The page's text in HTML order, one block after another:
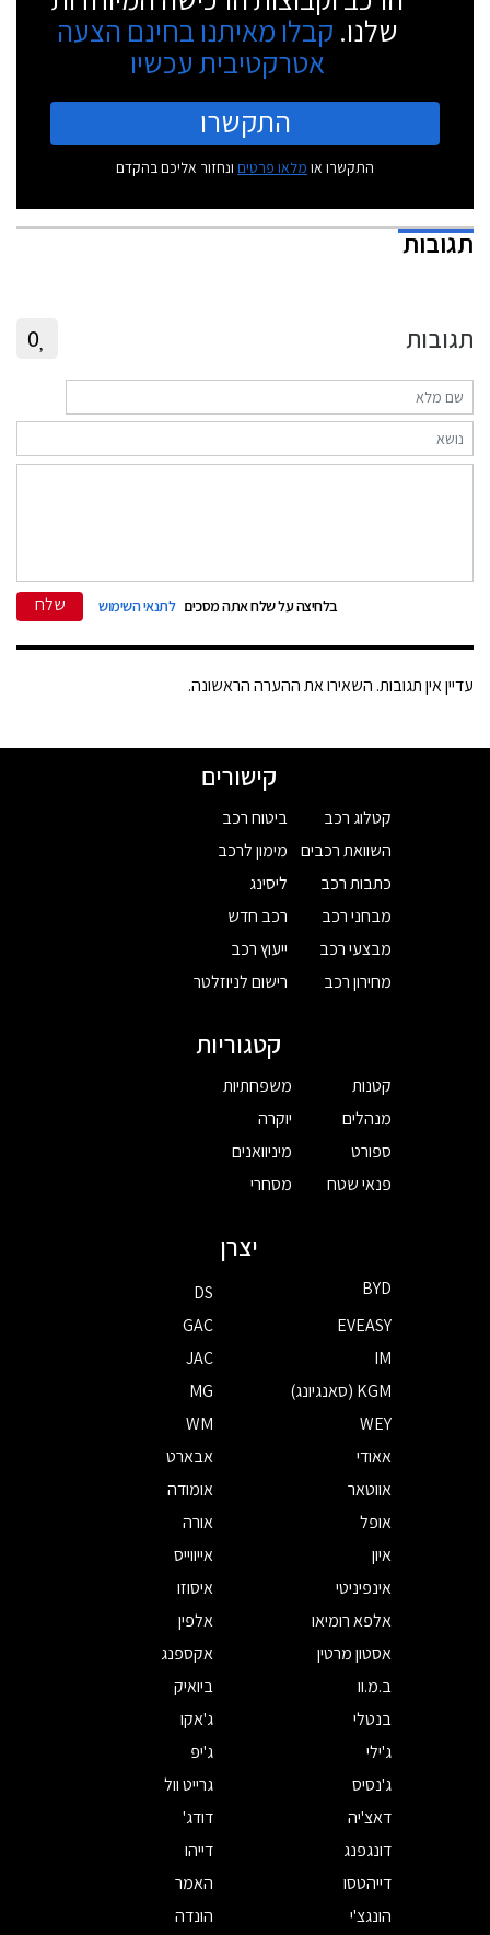
שלנו. קבלו מאיתנו בחינם הצעה
אטרקטיבית עכשיו
התקשרו
התקשרו או מלאו פרטים ונחזור אליכם בהקדם
תגובות
תגובות 0
בלחיצה על שלח אתה מסכים לתנאי השימוש שלח
עדיין אין תגובות. השאירו את ההערה הראשונה.
קישורים
קטלוג רכב
השוואת רכבים
כתבות רכב
מבחני רכב
מבצעי רכב
מחירון רכב
ביטוח רכב
מימון לרכב
ליסינג
רכב חדש
ייעוץ רכב
רישום לניוזלטר
קטגוריות
קטנות
מנהלים
ספורט
פנאי שטח
משפחתיות
יוקרה
מיניוואנים
מסחרי
יצרן
BYD
DS
EVEASY
GAC
IM
JAC
KGM (סאנגיונג)
MG
WEY
WM
אאודי
אבארט
אווטאר
אומודה
אופל
אורה
איון
אייווייס
אינפיניטי
איסוזו
אלפא רומיאו
אלפין
אסטון מרטין
אקספנג
ב.מ.וו
ביואיק
בנטלי
ג'אקו
ג'ילי
ג'יפ
ג'נסיס
גרייט וול
דאצ'יה
דודג'
דונגפנג
דייהו
דייהטסו
האמר
הונגצ'י
הונדה